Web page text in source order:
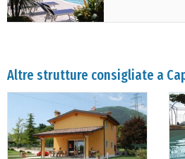
Altre strutture consigliate a